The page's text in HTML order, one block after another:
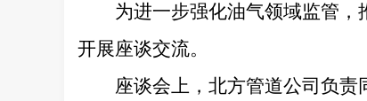
为进一步强化油气领域监管
开展座谈交流。
座谈会上，北方管道公司负